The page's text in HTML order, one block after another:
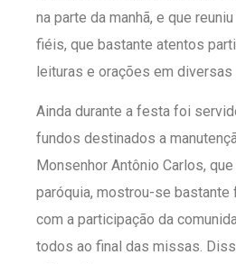
na parte da manhã, e que
fiéis, que bastante atentos
leituras e orações em diversas
Ainda durante a festa foi
fundos destinados a
Monsenhor Antônio Carlos,
paróquia, mostrou-se
com a participação da
todos ao final das missas.